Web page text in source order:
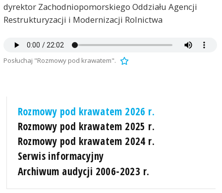
dyrektor Zachodniopomorskiego Oddziału Agencji
Restrukturyzacji i Modernizacji Rolnictwa
Posłuchaj "Rozmowy pod krawatem".
Rozmowy pod krawatem 2026 r.
Rozmowy pod krawatem 2025 r.
Rozmowy pod krawatem 2024 r.
Serwis informacyjny
Archiwum audycji 2006-2023 r.